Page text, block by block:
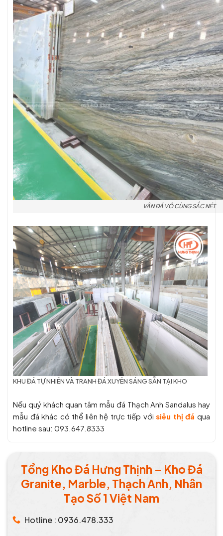
VÂN ĐÁ VÔ CÙNG SẮC NÉT
KHU ĐÁ TỰ NHIÊN VÀ TRANH ĐÁ XUYÊN SÁNG SẴN TẠI KHO
Nếu quý khách quan tâm mẫu đá Thạch Anh Sandalus hay
mẫu đá khác có thể liên hệ trực tiếp vớisiêu thị đá qua
hotline sau: 093.647.8333
Tổng Kho Đá Hưng Thịnh – Kho Đá
Granite, Marble, Thạch Anh, Nhân
Tạo Số 1 Việt Nam
Hotline : 0936.478.333